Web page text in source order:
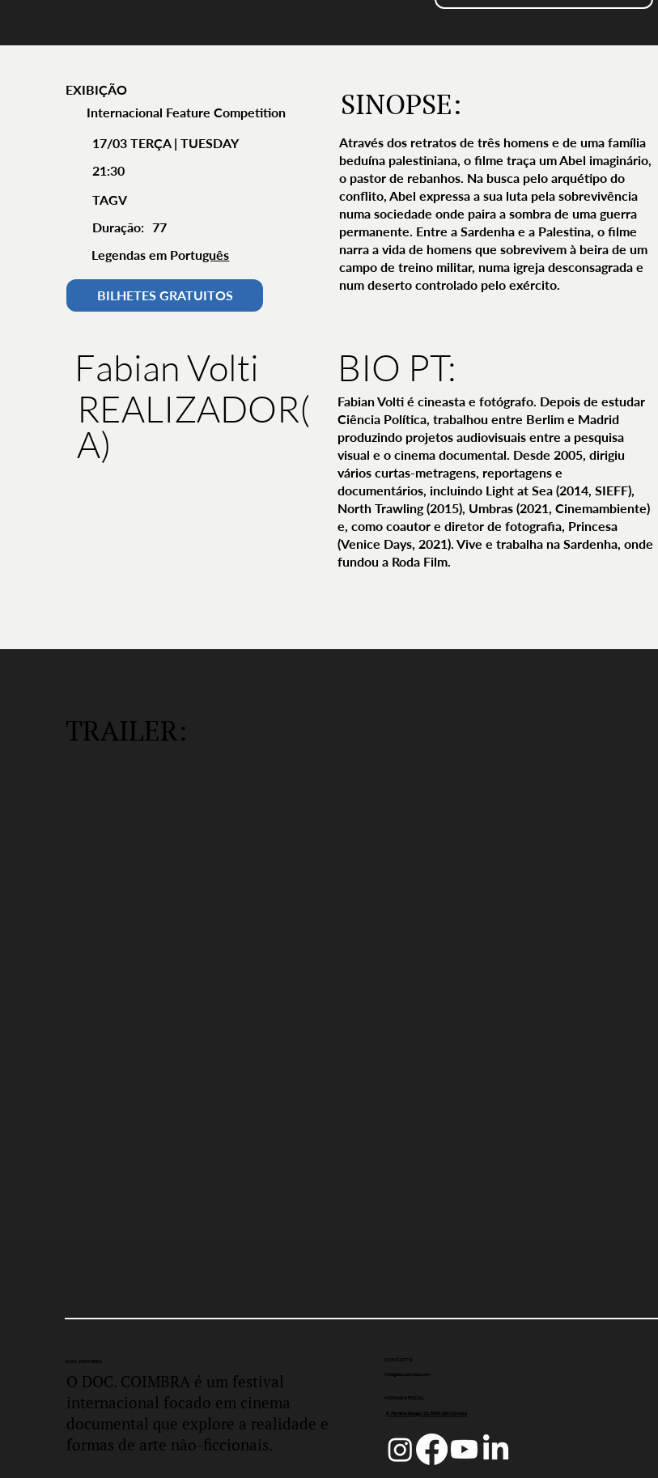
EXIBIÇÃO
Internacional Feature Competition
17/03 TERÇA | TUESDAY
21:30
TAGV
Duração: 77
Legendas em Português
BILHETES GRATUITOS
SINOPSE:
Através dos retratos de três homens e de uma família
beduína palestiniana, o filme traça um Abel imaginário,
o pastor de rebanhos. Na busca pelo arquétipo do
conflito, Abel expressa a sua luta pela sobrevivência
numa sociedade onde paira a sombra de uma guerra
permanente. Entre a Sardenha e a Palestina, o filme
narra a vida de homens que sobrevivem à beira de um
campo de treino militar, numa igreja desconsagrada e
num deserto controlado pelo exército.
Fabian Volti
REALIZADOR(
A)
BIO PT:
Fabian Volti é cineasta e fotógrafo. Depois de estudar
Ciência Política, trabalhou entre Berlim e Madrid
produzindo projetos audiovisuais entre a pesquisa
visual e o cinema documental. Desde 2005, dirigiu
vários curtas-metragens, reportagens e
documentários, incluindo Light at Sea (2014, SIEFF),
North Trawling (2015), Umbras (2021, Cinemambiente)
e, como coautor e diretor de fotografia, Princesa
(Venice Days, 2021). Vive e trabalha na Sardenha, onde
fundou a Roda Film.
TRAILER:
DOC. COIMBRA
O DOC. COIMBRA é um festival
internacional focado em cinema
documental que explore a realidade e
formas de arte não-ficcionais.
CONTACTO
info@doccoimbra.com
MORADA FISCAL:
R. Ferreira Borges 15, 3000-180 Coimbra